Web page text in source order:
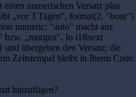
numerischen Versatz plus
„vor 3 Tagen", format(2, "hour")
numeric: "auto" macht aus
bzw. „morgen". In i18next
übergeben den Versatz; die
Zeitstempel bleibt in Ihrem Code.
hinzufügen?